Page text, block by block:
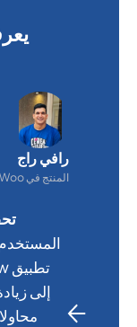
رافي راج
المنتج في Woo
إلى